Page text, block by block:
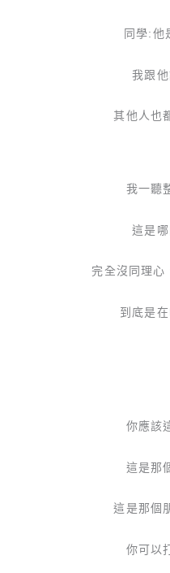
同學:他
我跟
其他人也
我一聽
這是
完全沒同理心
到底是
你應該
這是那
這是那個
你可以